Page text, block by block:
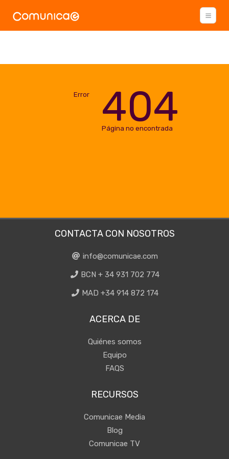
Error 404
Página no encontrada
CONTACTA CON NOSOTROS
info@comunicae.com
BCN + 34 931 702 774
MAD +34 914 872 174
ACERCA DE
Quiénes somos
Equipo
FAQS
RECURSOS
Comunicae Media
Blog
Comunicae TV